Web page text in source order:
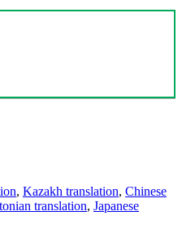
, Kazakh translation, Chinese
translation, Japanese